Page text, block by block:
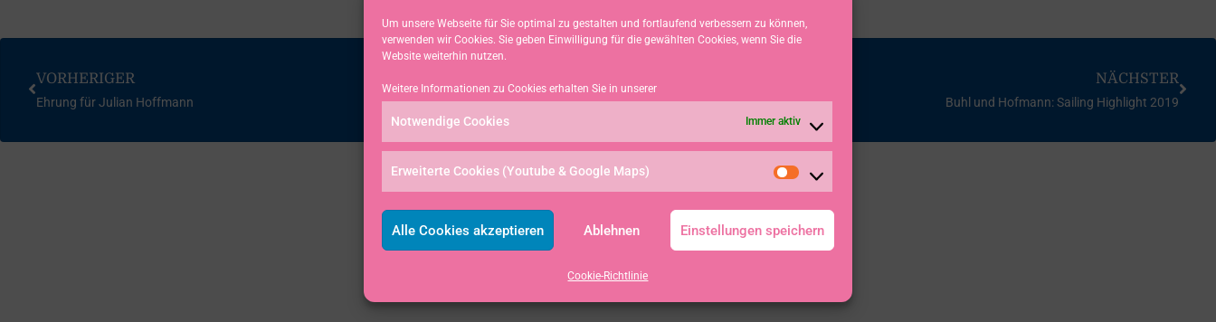
Um unsere Webseite für Sie optimal zu gestalten und fortlaufend verbessern zu können,
verwenden wir Cookies. Sie geben Einwilligung für die gewählten Cookies, wenn Sie die
Website weiterhin nutzen.
Weitere Informationen zu Cookies erhalten Sie in unserer
Notwendige Cookies Immer aktiv
Erweiterte Cookies (Youtube & Google Maps)
Alle Cookies akzeptieren Ablehnen Einstellungen speichern
Cookie-Richtlinie
VORHERIGER
Ehrung für Julian Hoffmann
NÄCHSTER
Buhl und Hofmann: Sailing Highlight 2019